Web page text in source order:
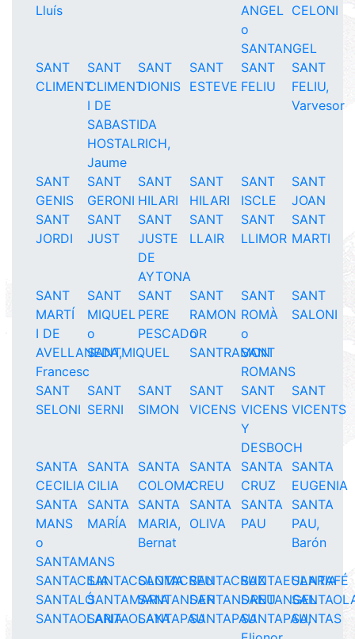
Lluís
ANGEL
o
SANTANGEL
CELONI
SANT
CLIMENT
SANT
CLIMENT
I DE
SABASTIDA
HOSTALRICH,
Jaume
SANT
DIONIS
SANT
ESTEVE
SANT
FELIU
SANT
FELIU,
Varvesor
SANT
GENIS
SANT
GERONI
SANT
HILARI
SANT
HILARI
SANT
ISCLE
SANT
JOAN
SANT
JORDI
SANT
JUST
SANT
JUSTE
DE
AYTONA
SANT
LLAIR
SANT
LLIMOR
SANT
MARTI
SANT
MARTÍ
I DE
AVELLANEDA,
Francesc
SANT
MIQUEL
o
SANTMIQUEL
SANT
PERE
PESCADOR
SANT
RAMON
o
SANTRAMON
SANT
ROMÀ
o
SANT
ROMANS
SANT
SALONI
SANT
SELONI
SANT
SERNI
SANT
SIMON
SANT
VICENS
SANT
VICENS
Y
DESBOCH
SANT
VICENTS
SANTA
CECILIA
SANTA
CILIA
SANTA
COLOMA
SANTA
CREU
SANTA
CRUZ
SANTA
EUGENIA
SANTA
MANS
o
SANTAMANS
SANTA
MARÍA
SANTA
MARIA,
Bernat
SANTA
OLIVA
SANTA
PAU
SANTA
PAU,
Barón
SANTACILIASANTACOLOMA
SANTACREUSANTACRUZSANTAEULARIA
SANTAFÉ
SANTALÓSANTAMARIASANTANDERSANTANDREUSANTANGEL
SANTAOLARIASANTAOLAYASANTAPAUSANTAPAUSANTAPAU,SANTAS